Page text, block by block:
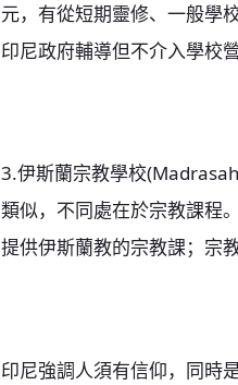
元，有從短期靈修、一般學
印尼政府輔導但不介入學校
3.伊斯蘭宗教學校
類似，不同處在於宗教課程
提供伊斯蘭教的宗教課；宗
印尼強調人須有信仰，同時